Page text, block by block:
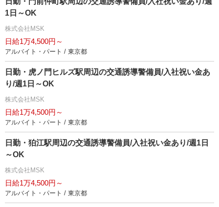
1日～OK
株式会社MSK
日給1万4,500円～
アルバイト・パート / 東京都
日勤・虎ノ門ヒルズ駅周辺の交通誘導警備員/入社祝い金あ
り/週1日～OK
株式会社MSK
日給1万4,500円～
アルバイト・パート / 東京都
日勤・狛江駅周辺の交通誘導警備員/入社祝い金あり/週1日
～OK
株式会社MSK
日給1万4,500円～
アルバイト・パート / 東京都